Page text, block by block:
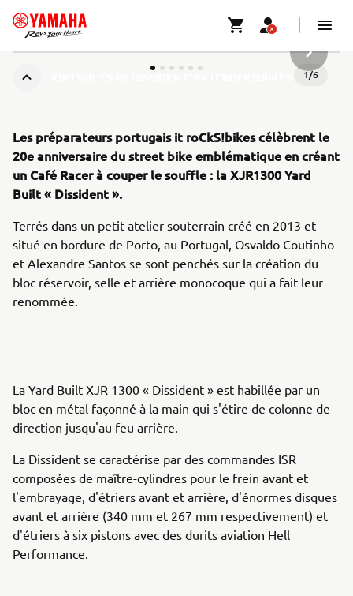
1/6
Les préparateurs portugais it roCkS!bikes célèbrent le
20e anniversaire du street bike emblématique en créant
un Café Racer à couper le souffle : la XJR1300 Yard
Built « Dissident ».
Terrés dans un petit atelier souterrain créé en 2013 et
situé en bordure de Porto, au Portugal, Osvaldo Coutinho
et Alexandre Santos se sont penchés sur la création du
bloc réservoir, selle et arrière monocoque qui a fait leur
renommée.
La Yard Built XJR 1300 « Dissident » est habillée par un
bloc en métal façonné à la main qui s'étire de colonne de
direction jusqu'au feu arrière.
La Dissident se caractérise par des commandes ISR
composées de maître-cylindres pour le frein avant et
l'embrayage, d'étriers avant et arrière, d'énormes disques
avant et arrière (340 mm et 267 mm respectivement) et
d'étriers à six pistons avec des durits aviation Hell
Performance.